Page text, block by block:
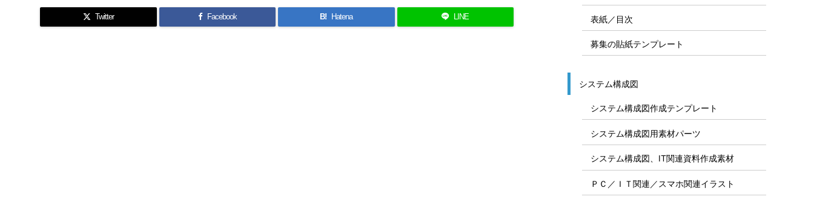
Twitter Facebook B! Hatena LINE 表紙／目次
募集の貼紙テンプレート
システム構成図
システム構成図作成テンプレート
システム構成図用素材パーツ
システム構成図、IT関連資料作成素材
ＰＣ／ＩＴ関連／スマホ関連イラスト